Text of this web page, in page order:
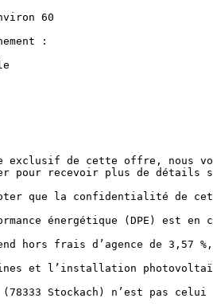
60
:
exclusif de cette offre, nous
pour recevoir plus de détails
que la confidentialité de
énergétique (DPE) est en
hors frais d’agence de 3,57
et l’installation
(78333 Stockach) n’est pas